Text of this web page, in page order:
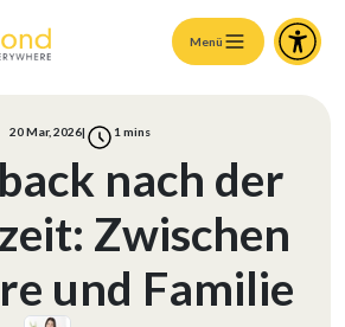
Menü
20 Mar, 2026| 1 mins
nach der
Zwischen
und Familie